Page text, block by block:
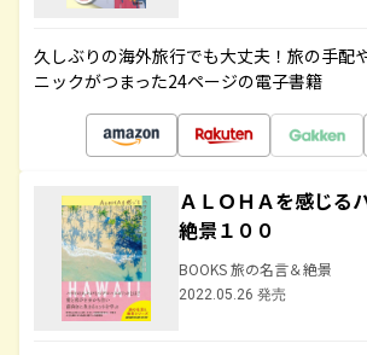
久しぶりの海外旅行でも大丈夫！旅の手配
ニックがつまった24ページの電子書籍
ＡＬＯＨＡを感じる
絶景１００
BOOKS 旅の名言＆絶景
2022.05.26 発売